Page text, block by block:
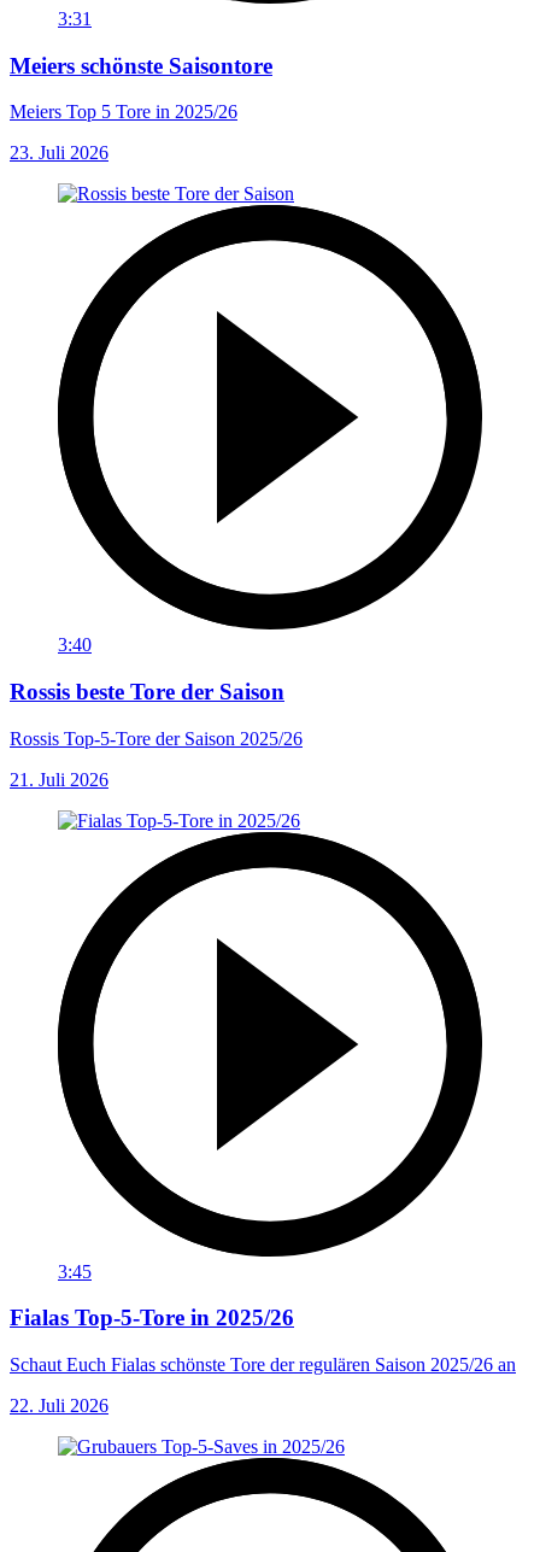
3:31
Meiers schönste Saisontore
Meiers Top 5 Tore in 2025/26
23. Juli 2026
3:40
Rossis beste Tore der Saison
Rossis Top-5-Tore der Saison 2025/26
21. Juli 2026
3:45
Fialas Top-5-Tore in 2025/26
Schaut Euch Fialas schönste Tore der regulären Saison 2025/26 an
22. Juli 2026